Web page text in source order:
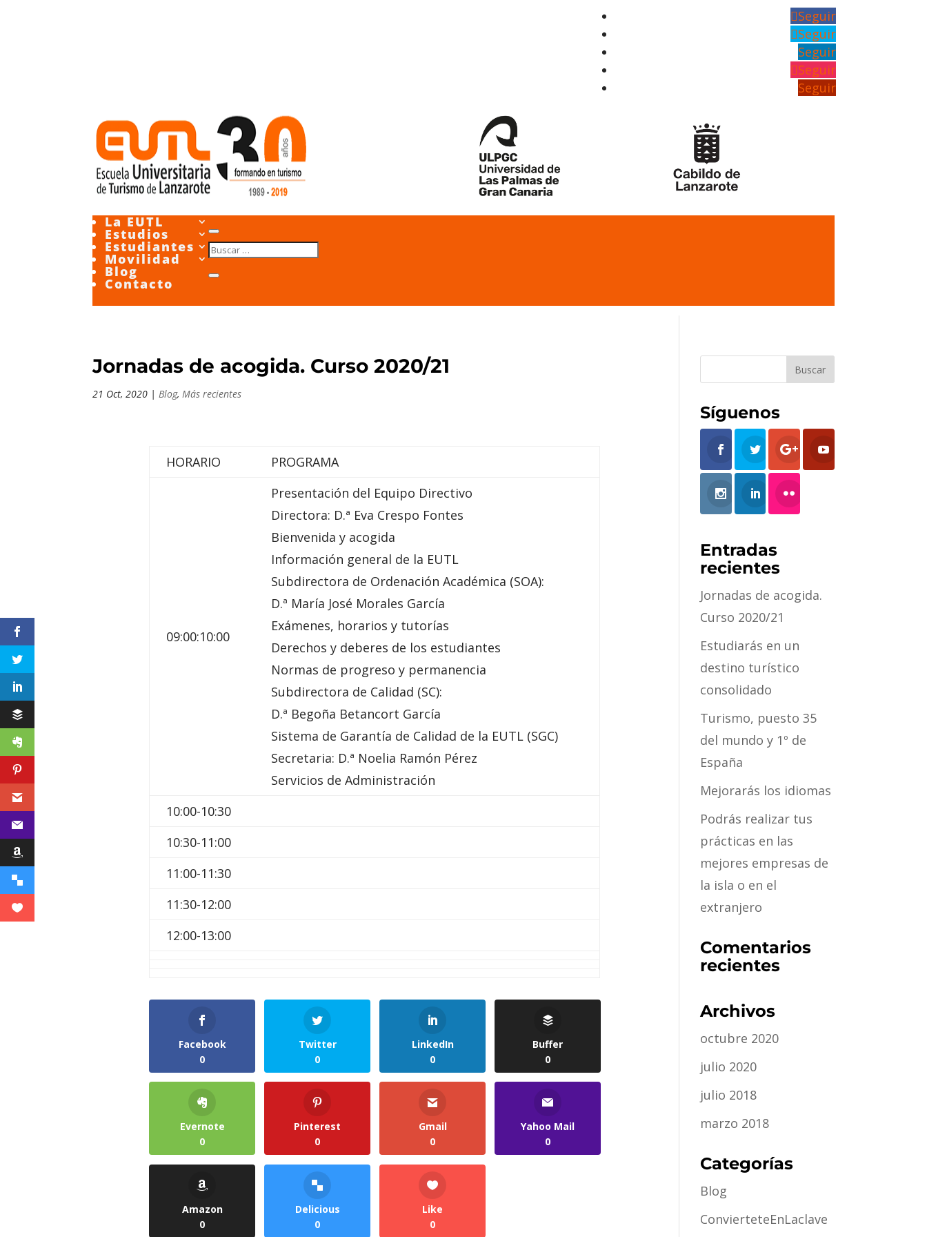
Seguir
Seguir
Seguir
Seguir
Seguir
La EUTL
Estudios
Estudiantes
Movilidad
Blog
Contacto
Jornadas de acogida. Curso 2020/21
21 Oct, 2020 |Blog,Más recientes
HORARIO PROGRAMA
09:00:10:00
Presentación del Equipo Directivo
Directora: D.ª Eva Crespo Fontes
Bienvenida y acogida
Información general de la EUTL
Subdirectora de Ordenación Académica (SOA):
D.ª María José Morales García
Exámenes, horarios y tutorías
Derechos y deberes de los estudiantes
Normas de progreso y permanencia
Subdirectora de Calidad (SC):
D.ª Begoña Betancort García
Sistema de Garantía de Calidad de la EUTL (SGC)
Secretaria: D.ª Noelia Ramón Pérez
Servicios de Administración
10:00-10:30
10:30-11:00
11:00-11:30
11:30-12:00
12:00-13:00
Facebook
0
Twitter
0
LinkedIn
0
Buffer
0
Evernote
0
Pinterest
0
Gmail
0
Yahoo Mail
0
Amazon
0
Delicious
0
Like
0
Síguenos
Entradas
recientes
Jornadas de acogida.
Curso 2020/21
Estudiarás en un
destino turístico
consolidado
Turismo, puesto 35
del mundo y 1º de
España
Mejorarás los idiomas
Podrás realizar tus
prácticas en las
mejores empresas de
la isla o en el
extranjero
Comentarios
recientes
Archivos
octubre 2020
julio 2020
julio 2018
marzo 2018
Categorías
Blog
ConvierteteEnLaclave